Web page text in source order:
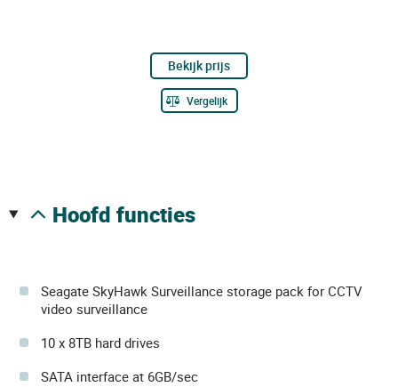
Bekijk prijs
Vergelijk
hoofd functies
Seagate SkyHawk Surveillance storage pack for CCTV
video surveillance
10 x 8TB hard drives
SATA interface at 6GB/sec